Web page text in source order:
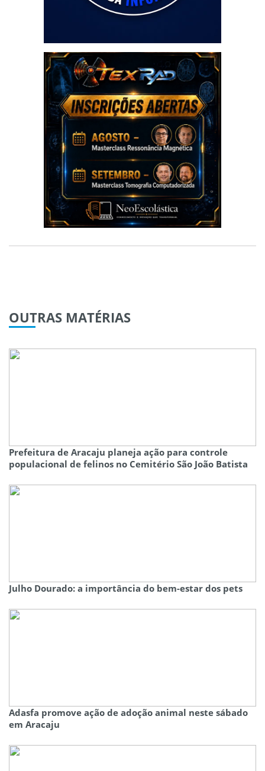
OUTRAS MATÉRIAS
Prefeitura de Aracaju planeja ação para controle
populacional de felinos no Cemitério São João Batista
Julho Dourado: a importância do bem-estar dos pets
Adasfa promove ação de adoção animal neste sábado
em Aracaju